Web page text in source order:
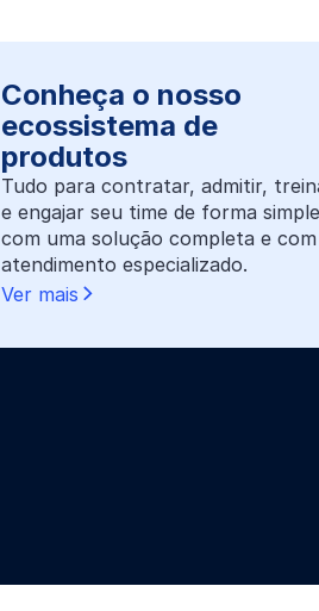
Conheça o nosso
ecossistema de
produtos
Tudo para contratar, admitir,
e engajar seu time de forma
com uma solução completa e com
atendimento especializado.
Ver mais